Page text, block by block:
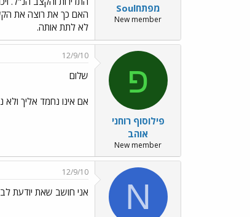
מפתחSoul
New member
האם כך את רוצה את
לא לתת אותה.
פ
פילוסוף רוחני
אוהב
New member
12/9/10
שלום
אם אינו נחמד אליך
N
12/9/10
אני חושב שאת יודעת